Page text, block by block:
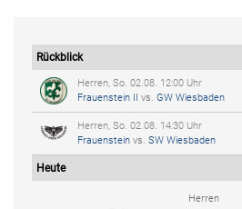
Rückblick
Herren, So. 02.08. 12:00 Uhr
Frauenstein II vs. GW Wiesbaden
Herren, So. 02.08. 14:30 Uhr
Frauenstein vs. SW Wiesbaden
Heute
Herren